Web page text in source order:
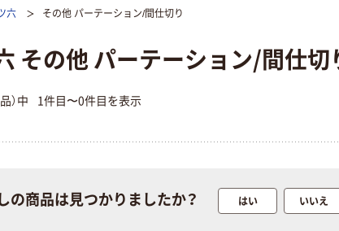
六 その他 パーテーション/間仕切り
その他 パーテーション/間仕切
）中 1件目〜0件目を表示
の商品は見つかりましたか？ はい いいえ